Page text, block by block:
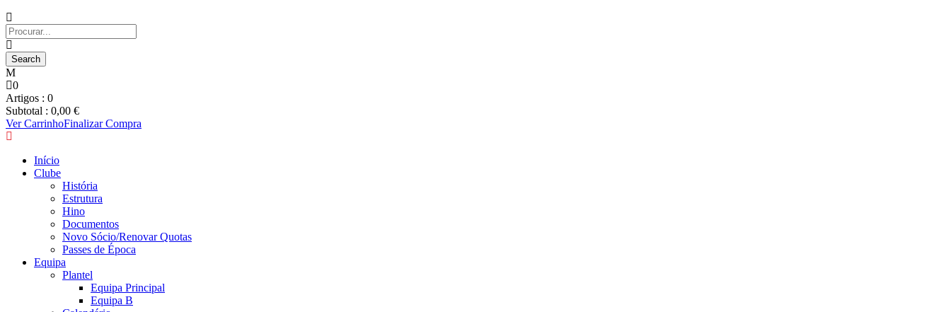
0
Artigos : 0
Subtotal : 0,00 €
Ver CarrinhoFinalizar Compra
Início
Clube
História
Estrutura
Hino
Documentos
Novo Sócio/Renovar Quotas
Passes de Época
Equipa
Plantel
Equipa Principal
Equipa B